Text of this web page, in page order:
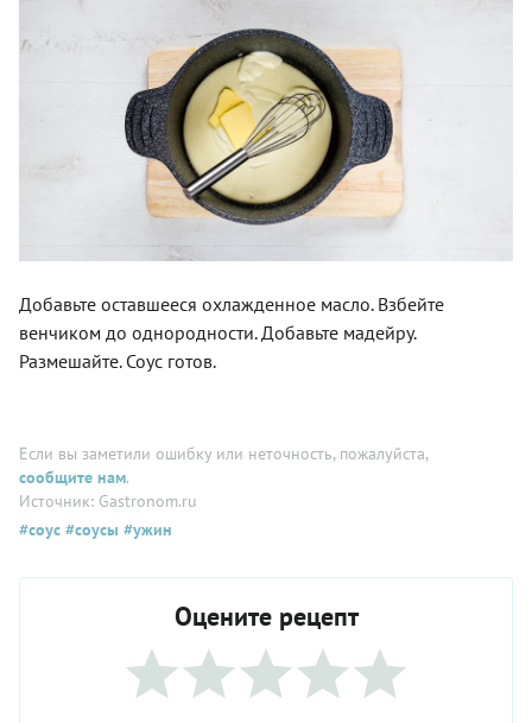
Добавьте оставшееся охлажденное масло. Взбейте
венчиком до однородности. Добавьте мадейру.
Размешайте. Соус готов.
Если вы заметили ошибку или неточность, пожалуйста,
сообщите нам.
Источник: Gastronom.ru
#соус #соусы #ужин
Оцените рецепт